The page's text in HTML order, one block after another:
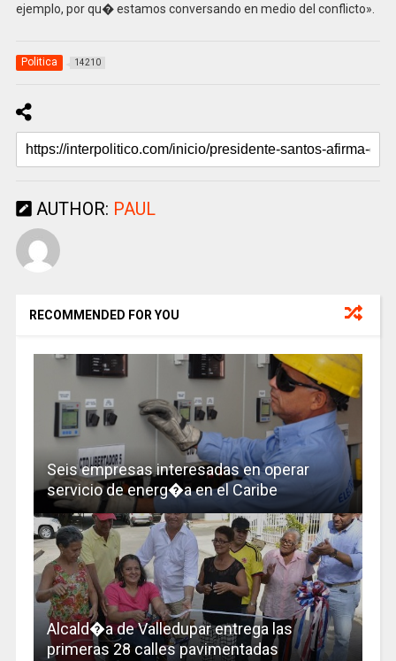
ejemplo, por qu� estamos conversando en medio del conflicto».
Politica 14210
AUTHOR: PAUL
RECOMMENDED FOR YOU
Seis empresas interesadas en operar
servicio de energ�a en el Caribe
Alcald�a de Valledupar entrega las
primeras 28 calles pavimentadas